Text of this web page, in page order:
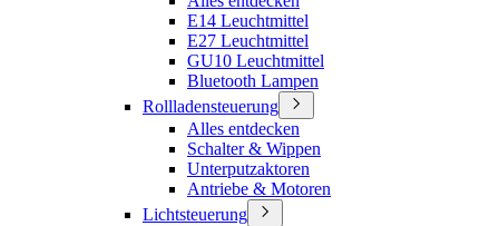
E14 Leuchtmittel
E27 Leuchtmittel
GU10 Leuchtmittel
Bluetooth Lampen
Rollladensteuerung
Alles entdecken
Schalter & Wippen
Unterputzaktoren
Antriebe & Motoren
Lichtsteuerung